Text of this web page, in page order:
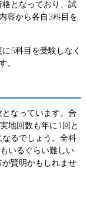
となっており、試
容から各自3科目を
5科目を受験しなく
。
なっています。合
地回数も年に1回と
るでしょう。全科
いるぐらい難しい
賢明かもしれませ